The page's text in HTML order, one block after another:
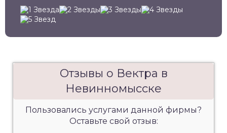
Отзывы о Вектра в
Невинномысске
Пользовались услугами данной фирмы?
Оставьте свой отзыв: